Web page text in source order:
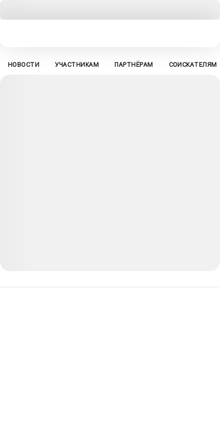
НОВОСТИ УЧАСТНИКАМ ПАРТНЁРАМ СОИСКАТЕЛЯМ